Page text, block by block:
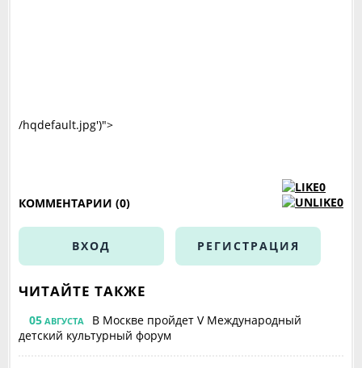
/hqdefault.jpg')">
0
0
КОММЕНТАРИИ (0)
ВХОД РЕГИСТРАЦИЯ
ЧИТАЙТЕ ТАКЖЕ
05 АВГУСТА
В Москве пройдет V Международный
детский культурный форум